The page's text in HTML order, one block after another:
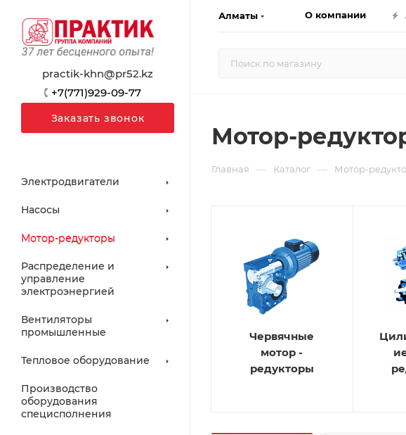
Алматы О компании
practik-khn@pr52.kz
+7(771)929-09-77
Заказать звонок
Электродвигатели
Насосы
Мотор-редукторы
Распределение и
управление
электроэнергией
Вентиляторы
промышленные
Тепловое оборудование
Производство
оборудования
специсполнения
Мотор-
Главная — Каталог — Мотор-
Червячные
мотор -
редукторы